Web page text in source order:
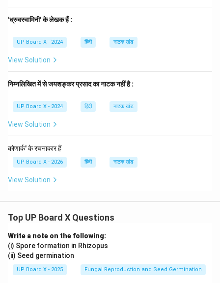
'ध्रुवस्वामिनी' के लेखक हैं :
UP Board X - 2024 हिंदी नाटक खंड
View Solution
निम्नलिखित में से जयशङ्कर प्रसाद का नाटक नहीं है :
UP Board X - 2024 हिंदी नाटक खंड
View Solution
कोणार्क' के रचनाकार हैं
UP Board X - 2026 हिंदी नाटक खंड
View Solution
Top UP Board X Questions
Write a note on the following:
(i) Spore formation in Rhizopus
(ii) Seed germination
UP Board X - 2025 Fungal Reproduction and Seed Germination